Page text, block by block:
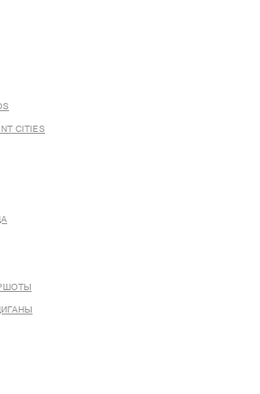
CITIES